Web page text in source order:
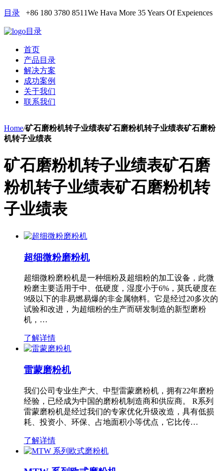
目录 +86 180 3780 8511We Hava More 35 Years Of Expeiences
目录
首页
产品目录
解决方案
成功案例
关于我们
联系我们
Home/矿石磨粉机转子业绩表矿石磨粉机转子业绩表矿石磨粉
机转子业绩表
矿石磨粉机转子业绩表矿石磨
粉机转子业绩表矿石磨粉机转
子业绩表
超细微粉磨粉机
超细微粉磨粉机是一种细粉及超细粉的加工设备，此微
粉磨主要适用于中、低硬度，湿度小于6%，莫氏硬度在
9级以下的非易燃易爆的非金属物料。它是经过20多次的
试验和改进，为超细粉的生产而研发制造的新型磨粉
机，…
了解详情
雷蒙磨粉机
我们公司专业生产大、中型雷蒙磨粉机，拥有22年磨粉
经验，已经成为中国的磨粉机制造商和供应商。 R系列
雷蒙磨粉机是经过我们的专家优化升级改造，具有低损
耗、投资小、环保、占地面积小等优点，它比传…
了解详情